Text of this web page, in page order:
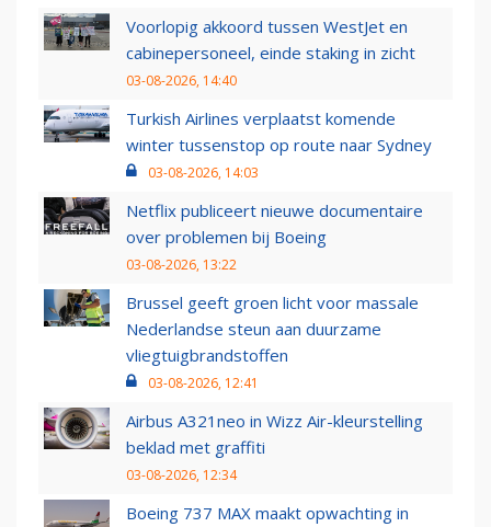
Voorlopig akkoord tussen WestJet en
cabinepersoneel, einde staking in zicht
03-08-2026, 14:40
Turkish Airlines verplaatst komende
winter tussenstop op route naar Sydney
03-08-2026, 14:03
Netflix publiceert nieuwe documentaire
over problemen bij Boeing
03-08-2026, 13:22
Brussel geeft groen licht voor massale
Nederlandse steun aan duurzame
vliegtuigbrandstoffen
03-08-2026, 12:41
Airbus A321neo in Wizz Air-kleurstelling
beklad met graffiti
03-08-2026, 12:34
Boeing 737 MAX maakt opwachting in